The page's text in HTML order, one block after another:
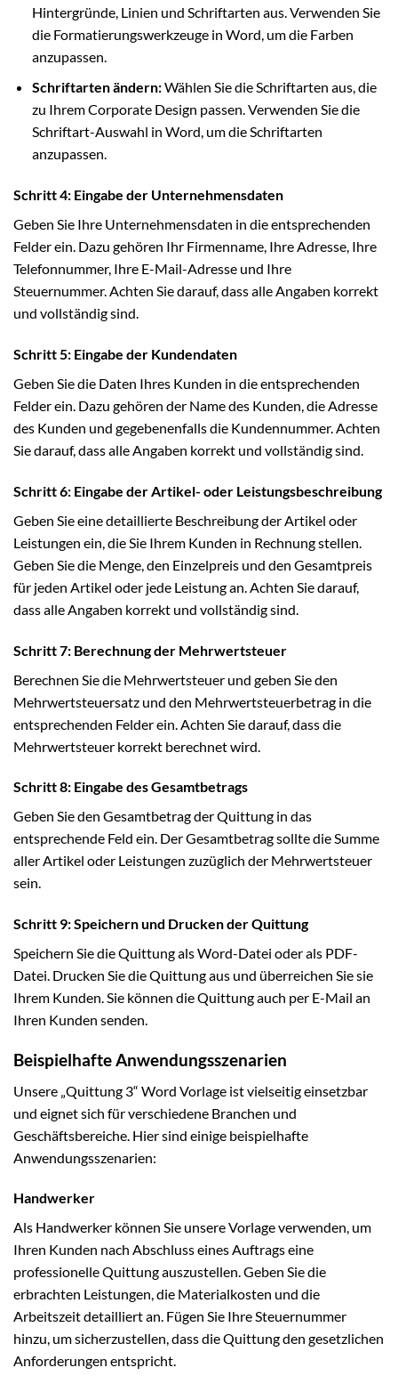
Hintergründe, Linien und Schriftarten aus. Verwenden Sie
die Formatierungswerkzeuge in Word, um die Farben
anzupassen.
Schriftarten ändern:Wählen Sie die Schriftarten aus, die
zu Ihrem Corporate Design passen. Verwenden Sie die
Schriftart-Auswahl in Word, um die Schriftarten
anzupassen.
Schritt 4: Eingabe der Unternehmensdaten
Geben Sie Ihre Unternehmensdaten in die entsprechenden
Felder ein. Dazu gehören Ihr Firmenname, Ihre Adresse, Ihre
Telefonnummer, Ihre E-Mail-Adresse und Ihre
Steuernummer. Achten Sie darauf, dass alle Angaben korrekt
und vollständig sind.
Schritt 5: Eingabe der Kundendaten
Geben Sie die Daten Ihres Kunden in die entsprechenden
Felder ein. Dazu gehören der Name des Kunden, die Adresse
des Kunden und gegebenenfalls die Kundennummer. Achten
Sie darauf, dass alle Angaben korrekt und vollständig sind.
Schritt 6: Eingabe der Artikel- oder Leistungsbeschreibung
Geben Sie eine detaillierte Beschreibung der Artikel oder
Leistungen ein, die Sie Ihrem Kunden in Rechnung stellen.
Geben Sie die Menge, den Einzelpreis und den Gesamtpreis
für jeden Artikel oder jede Leistung an. Achten Sie darauf,
dass alle Angaben korrekt und vollständig sind.
Schritt 7: Berechnung der Mehrwertsteuer
Berechnen Sie die Mehrwertsteuer und geben Sie den
Mehrwertsteuersatz und den Mehrwertsteuerbetrag in die
entsprechenden Felder ein. Achten Sie darauf, dass die
Mehrwertsteuer korrekt berechnet wird.
Schritt 8: Eingabe des Gesamtbetrags
Geben Sie den Gesamtbetrag der Quittung in das
entsprechende Feld ein. Der Gesamtbetrag sollte die Summe
aller Artikel oder Leistungen zuzüglich der Mehrwertsteuer
sein.
Schritt 9: Speichern und Drucken der Quittung
Speichern Sie die Quittung als Word-Datei oder als PDF-
Datei. Drucken Sie die Quittung aus und überreichen Sie sie
Ihrem Kunden. Sie können die Quittung auch per E-Mail an
Ihren Kunden senden.
Beispielhafte Anwendungsszenarien
Unsere „Quittung 3“ Word Vorlage ist vielseitig einsetzbar
und eignet sich für verschiedene Branchen und
Geschäftsbereiche. Hier sind einige beispielhafte
Anwendungsszenarien:
Handwerker
Als Handwerker können Sie unsere Vorlage verwenden, um
Ihren Kunden nach Abschluss eines Auftrags eine
professionelle Quittung auszustellen. Geben Sie die
erbrachten Leistungen, die Materialkosten und die
Arbeitszeit detailliert an. Fügen Sie Ihre Steuernummer
hinzu, um sicherzustellen, dass die Quittung den gesetzlichen
Anforderungen entspricht.